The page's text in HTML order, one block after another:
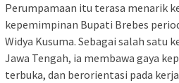
Perumpamaan itu terasa menarik
kepemimpinan Bupati Brebes
Widya Kusuma. Sebagai salah satu
Jawa Tengah, ia membawa gaya
terbuka, dan berorientasi pada